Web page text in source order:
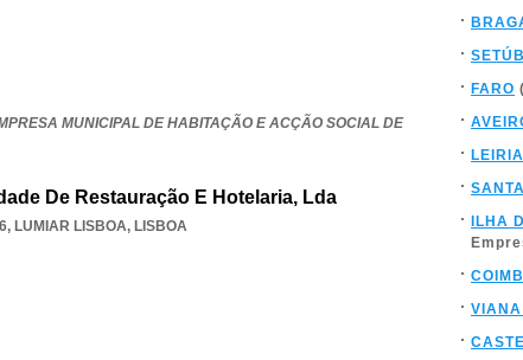
MUNICIPAL DE HABITAÇÃO E ACÇÃO SOCIAL DE
De Restauração E Hotelaria, Lda
, LUMIAR LISBOA, LISBOA
FARO
LEIRIA
ILHA